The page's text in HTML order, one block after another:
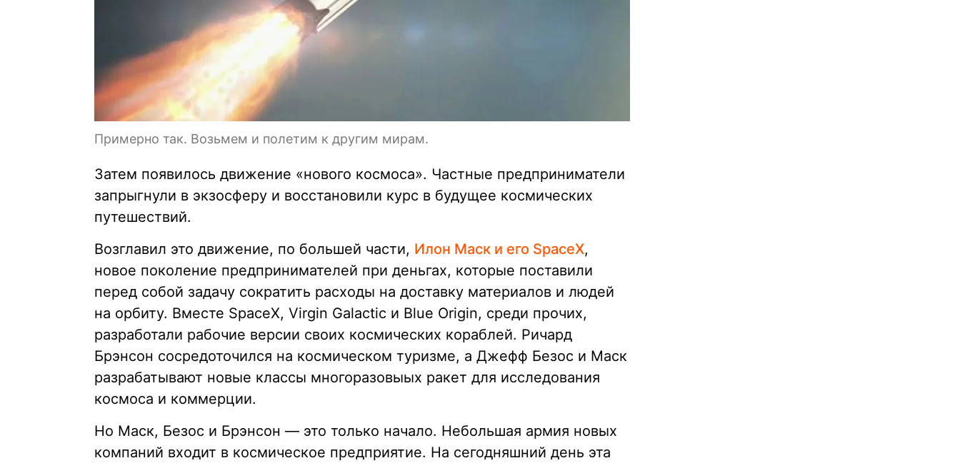
Примерно так. Возьмем и полетим к другим мирам.
Затем появилось движение «нового космоса». Частные предприниматели
запрыгнули в экзосферу и восстановили курс в будущее космических
путешествий.
Возглавил это движение, по большей части, Илон Маск и его SpaceX,
новое поколение предпринимателей при деньгах, которые поставили
перед собой задачу сократить расходы на доставку материалов и людей
на орбиту. Вместе SpaceX, Virgin Galactic и Blue Origin, среди прочих,
разработали рабочие версии своих космических кораблей. Ричард
Брэнсон сосредоточился на космическом туризме, а Джефф Безос и Маск
разрабатывают новые классы многоразовыых ракет для исследования
космоса и коммерции.
Но Маск, Безос и Брэнсон — это только начало. Небольшая армия новых
компаний входит в космическое предприятие. На сегодняшний день эта